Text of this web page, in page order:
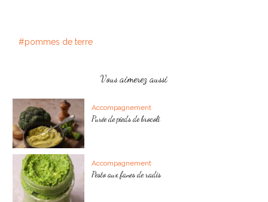
pommes de terre
Vous aimerez aussi
Accompagnement
Purée de pieds de brocoli
Accompagnement
Pesto aux fanes de radis